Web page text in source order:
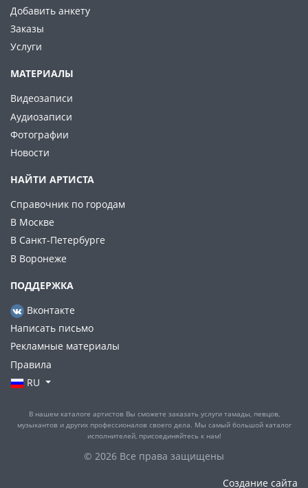
Добавить анкету
Заказы
Услуги
МАТЕРИАЛЫ
Видеозаписи
Аудиозаписи
Фотографии
Новости
НАЙТИ АРТИСТА
Справочник по городам
В Москве
В Санкт-Петербурге
В Воронеже
ПОДДЕРЖКА
Вконтакте
Написать письмо
Рекламные материалы
Правила
RU
В нашем каталоге артистов Вы сможете заказать услуги тамады, певцов,
музыкантов и других профессионалов своего дела. Мы самый большой каталог
исполнителей, присоединяйтесь к нам!
© 2026 Все права защищены
Создание сайта